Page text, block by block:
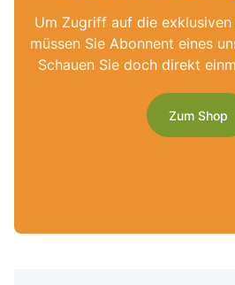
Um Zugriff auf die
müssen Sie Abonnent eines
Schauen Sie doch direkt
Zum Shop